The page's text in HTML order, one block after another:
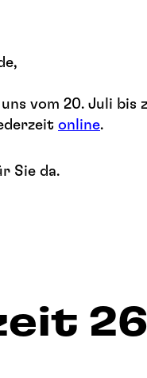
vom 20. Juli
online.
Sie da.